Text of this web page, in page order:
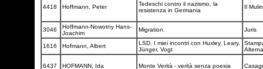
4418 Hoffmann, Peter
Tedeschi contro il nazismo, la
resistenza in Germania
Il
3046
Hoffmann-Nowotny Hans-
Joachim
Migration. Juris
1616 Hofmann, Albert
LSD. I miei incontri con Huxley, Leary,
Jünger, Vogt
6437 HOFMANN, Ida Monte Verità - verità senza poesia